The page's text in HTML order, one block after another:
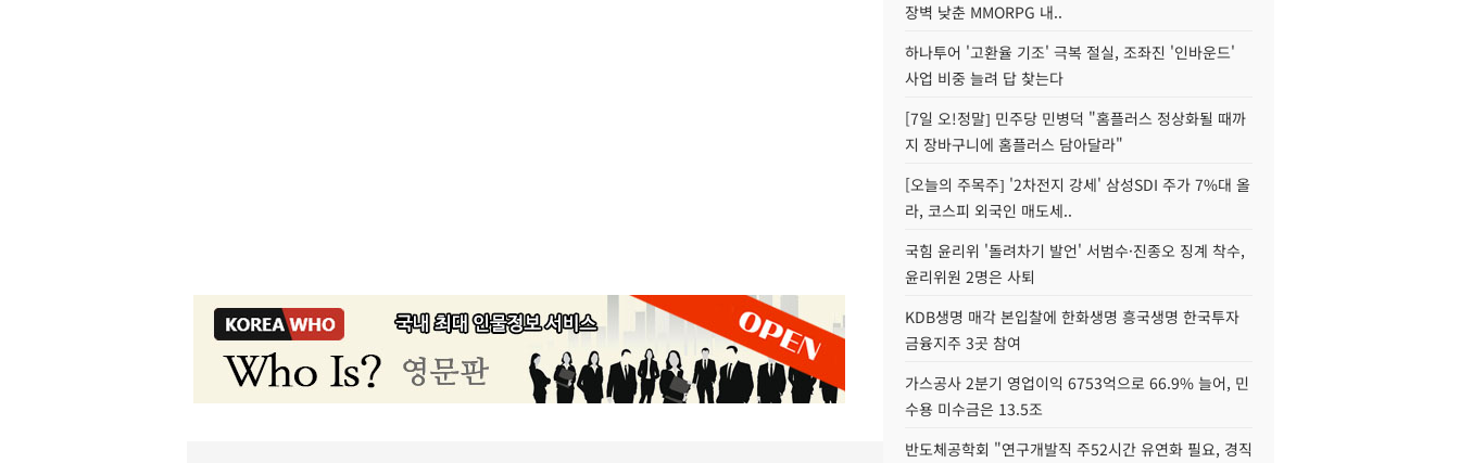
장벽 낮춘 MMORPG 내..
하나투어 '고환율 기조' 극복 절실, 조좌진 '인바운드'
사업 비중 늘려 답 찾는다
[7일 오!정말] 민주당 민병덕 "홈플러스 정상화될 때까
지 장바구니에 홈플러스 담아달라"
[오늘의 주목주] '2차전지 강세' 삼성SDI 주가 7%대 올
라, 코스피 외국인 매도세..
국힘 윤리위 '돌려차기 발언' 서범수·진종오 징계 착수,
윤리위원 2명은 사퇴
KDB생명 매각 본입찰에 한화생명 흥국생명 한국투자
금융지주 3곳 참여
가스공사 2분기 영업이익 6753억으로 66.9% 늘어, 민
수용 미수금은 13.5조
반도체공학회 "연구개발직 주52시간 유연화 필요, 경직